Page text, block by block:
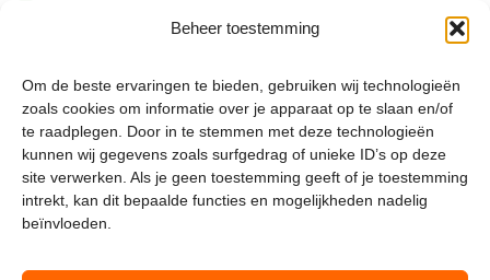
Beheer toestemming
Om de beste ervaringen te bieden, gebruiken wij technologieën
zoals cookies om informatie over je apparaat op te slaan en/of
te raadplegen. Door in te stemmen met deze technologieën
kunnen wij gegevens zoals surfgedrag of unieke ID’s op deze
site verwerken. Als je geen toestemming geeft of je toestemming
intrekt, kan dit bepaalde functies en mogelijkheden nadelig
beïnvloeden.
hetindustriehuis B.V.
De Hoek 1 1601 MR Enkhuizen
t.0228 53 00 40
e.info@hetindustriehuis.com
KVK 51483904
BTW NL850044522B01